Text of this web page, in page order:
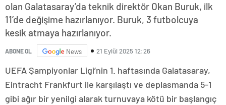
olan Galatasaray’da teknik direktör Okan Buruk, ilk
11’de değişime hazırlanıyor. Buruk, 3 futbolcuya
kesik atmaya hazırlanıyor.
ABONE OL News 21 Eylül 2025 12:26
UEFA Şampiyonlar Ligi’nin 1. haftasında Galatasaray,
Eintracht Frankfurt ile karşılaştı ve deplasmanda 5-1
gibi ağır bir yenilgi alarak turnuvaya kötü bir başlangıç